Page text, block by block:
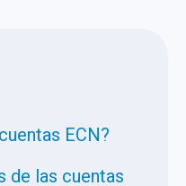
ECN?
de las cuentas